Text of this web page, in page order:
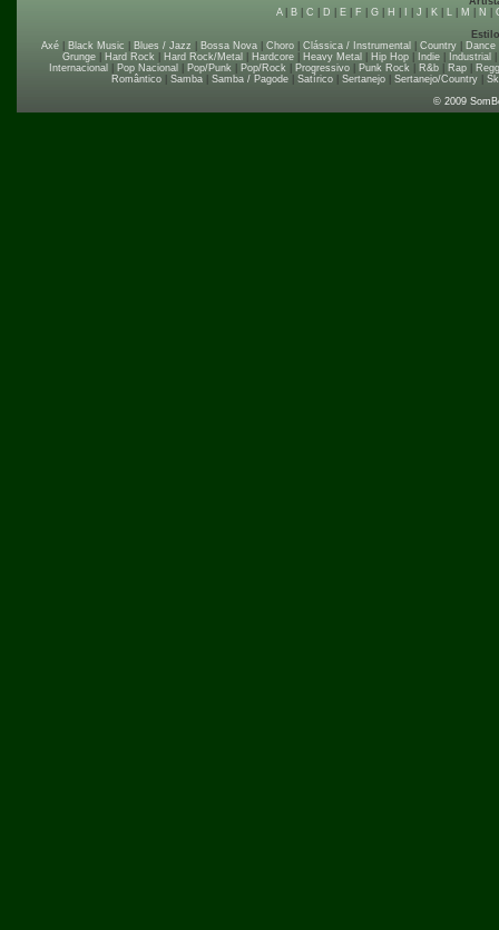
A| B| C D E| F G| H J K| L| M N
Axé
Black Music Blues / Jazz Bossa Nova Choro Clássica / Instrumental Country Dance
Grunge| Hard Rock| Hard Rock/Metal Hardcore| Heavy Metal Hip Hop| Indie| Industrial
Internacional
Pop Nacional Pop/Punk| Pop/Rock| Progressivo| Punk Rock| R&b| Rap|
Romântico| Samba| Samba / Pagode| Satírico| Sertanejo| Sertanejo/Country|
© 2009